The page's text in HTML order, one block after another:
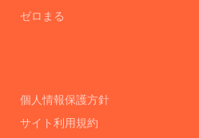
ゼロまる
個人情報保護方針
サイト利用規約